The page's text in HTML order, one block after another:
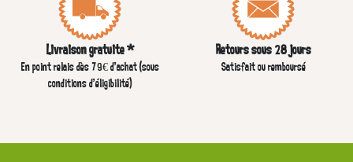
Livraison gratuite *
En point relais dès 79€ d’achat (sous
conditions d'éligibilité)
Retours sous 28 jours
Satisfait ou remboursé